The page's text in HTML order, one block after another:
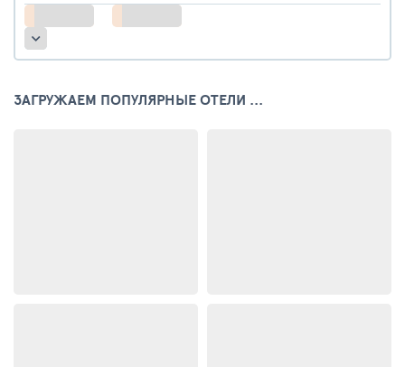
ЗАГРУЖАЕМ ПОПУЛЯРНЫЕ ОТЕЛИ ...